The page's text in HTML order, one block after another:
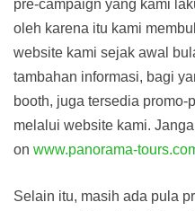
pre-campaign yang kami
oleh karena itu kami
website kami sejak awal
tambahan informasi, bagi
booth, juga tersedia
melalui website kami.
on www.panorama-
Selain itu, masih ada pula